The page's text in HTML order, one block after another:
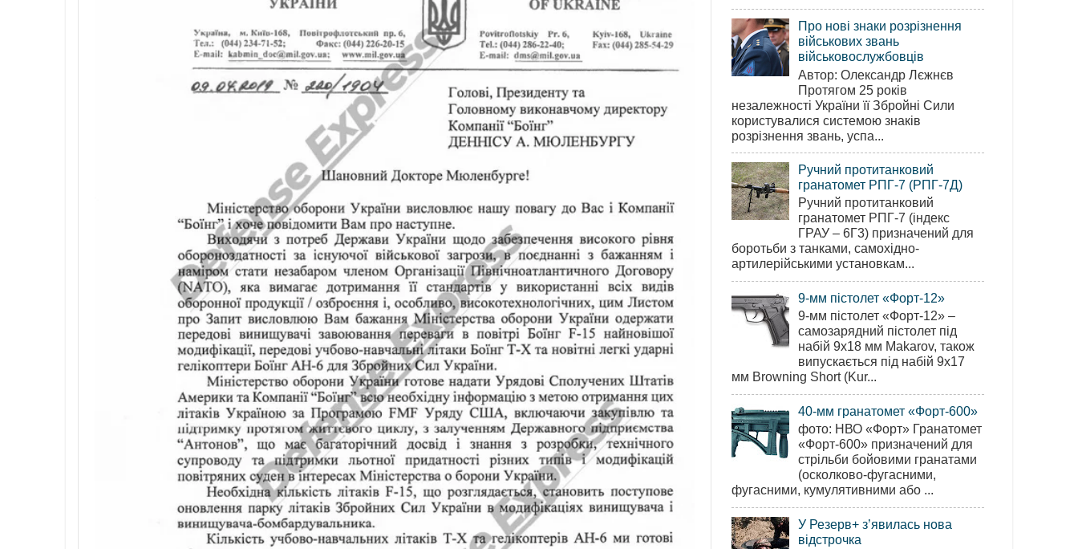
Про нові знаки розрізнення
військових звань
військовослужбовців
Автор: Олександр Лєжнєв
Протягом 25 років
незалежності України її Збройні Сили
користувалися системою знаків
розрізнення звань, успа...
Ручний протитанковий
гранатомет РПГ-7 (РПГ-7Д)
Ручний протитанковий
гранатомет РПГ-7 (індекс
ГРАУ – 6Г3) призначений для
боротьби з танками, самохідно-
артилерійськими установкам...
9-мм пістолет «Форт-12»
9-мм пістолет «Форт-12» –
самозарядний пістолет під
набій 9х18 мм Makarov, також
випускається під набій 9х17
мм Browning Short (Kur...
40-мм гранатомет «Форт-600»
фото: НВО «Форт» Гранатомет
«Форт-600» призначений для
стрільби бойовими гранатами
(осколково-фугасними,
фугасними, кумулятивними або ...
У Резерв+ з’явилась нова
відстрочка